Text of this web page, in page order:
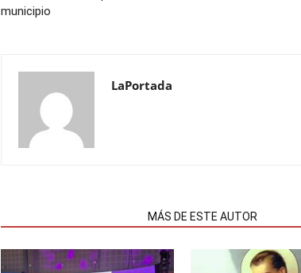
municipio
LaPortada
MÁS DE ESTE AUTOR